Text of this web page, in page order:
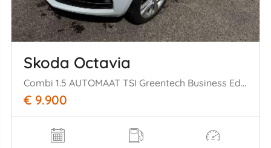
Skoda Octavia
Combi 1.5 AUTOMAAT TSI Greentech Business Edition Plus
€ 9.900